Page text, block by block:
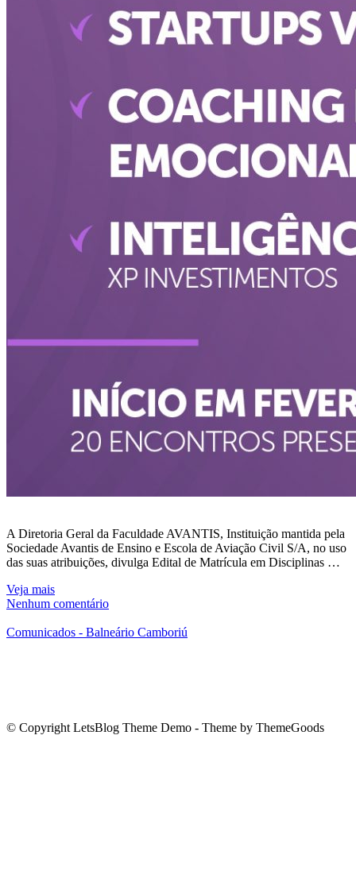
A Diretoria Geral da Faculdade AVANTIS, Instituição mantida pela
Sociedade Avantis de Ensino e Escola de Aviação Civil S/A, no uso
das suas atribuições, divulga Edital de Matrícula em Disciplinas …
Veja mais
Nenhum comentário
Comunicados - Balneário Camboriú
© Copyright LetsBlog Theme Demo - Theme by ThemeGoods